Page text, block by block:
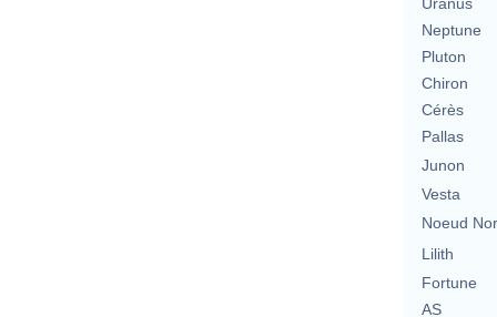
Uranus
Neptune
Pluton
Chiron
Cérès
Pallas
Junon
Vesta
Noeud
Lilith
Fortune
AS